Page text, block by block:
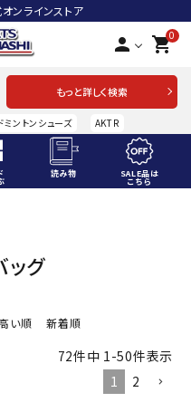
ンラインストア
person 0
shopping_cart
もっと詳しく検索
ミントンシューズ AKTR
読み物 SALE品は
こちら
ッグ
い順 新着順
72件中 1-50件表示
1
2